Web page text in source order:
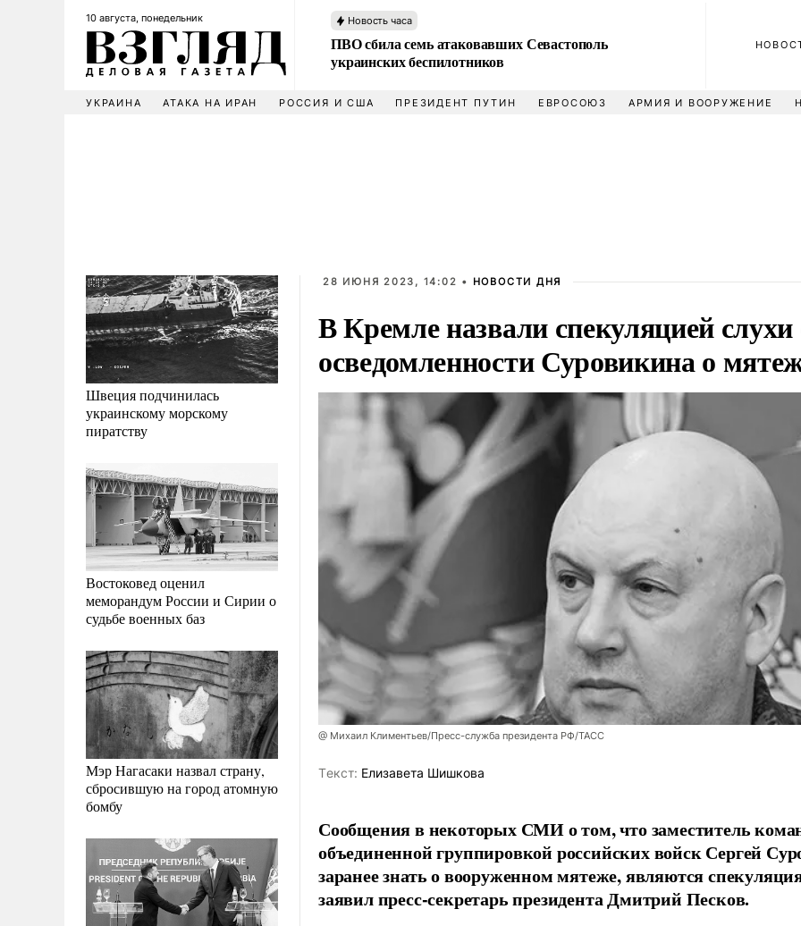
10 августа, понедельник Новость часа
ПВО сбила семь атаковавших Севастополь
украинских беспилотников
УКРАИНА АТАКА НА ИРАН РОССИЯ И США ПРЕЗИДЕНТ ПУТИН ЕВРОСОЮЗ АРМИЯ И ВООРУЖЕНИЕ
Швеция подчинилась
украинскому морскому
пиратству
Востоковед оценил
меморандум России и Сирии о
судьбе военных баз
Мэр Нагасаки назвал страну,
сбросившую на город атомную
бомбу
28 ИЮНЯ 2023, 14:02 • НОВОСТИ ДНЯ
В Кремле назвали спекуляцией слухи
осведомленности Суровикина о
@ Михаил Климентьев/Пресс-служба президента РФ/ТАСС
Tекст: Елизавета Шишкова
Сообщения в некоторых СМИ о том, что заместитель
объединенной группировкой российских войск Сергей
заранее знать о вооруженном мятеже, являются
заявил пресс-секретарь президента Дмитрий Песков.